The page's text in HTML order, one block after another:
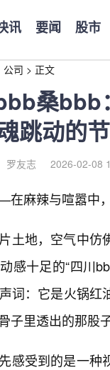
讯 要闻 股市
公司 > 正文
桑bbb
跳动的
罗友志 2026-02-08
麻辣与喧嚣中
土地，空气中
感十足的“四川
词：它是火锅
子里透出的那股
感受到的是一